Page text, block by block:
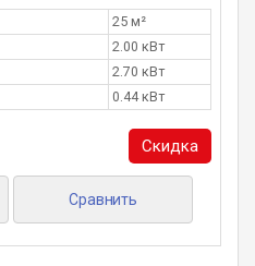
25 м²
2.00 кВт
2.70 кВт
0.44 кВт
Скидка
Сравнить